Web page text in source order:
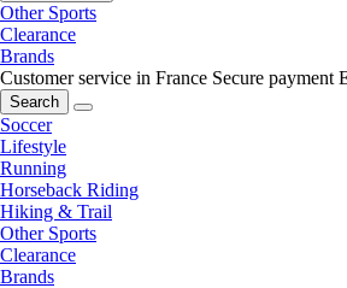
Other Sports
Clearance
Brands
Customer service in France Secure payment
Search
Soccer
Lifestyle
Running
Horseback Riding
Hiking & Trail
Other Sports
Clearance
Brands